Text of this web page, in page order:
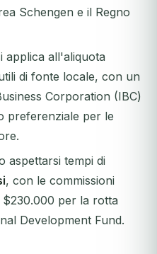
Schengen e il Regno
applica all'aliquota
di fonte locale, con un
Corporation (IBC)
preferenziale per le
aspettarsi tempi di
, con le commissioni
per la rotta
Development Fund.